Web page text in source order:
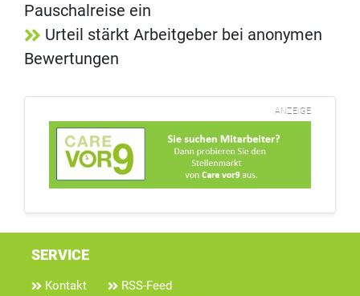
Pauschalreise ein
Urteil stärkt Arbeitgeber bei anonymen
Bewertungen
ANZEIGE
SERVICE
Kontakt
RSS-Feed